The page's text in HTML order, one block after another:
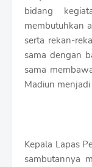
bidang
membutuhkan
serta rekan-
sama dengan
sama
Madiun
Kepala Lapas
sambutannya